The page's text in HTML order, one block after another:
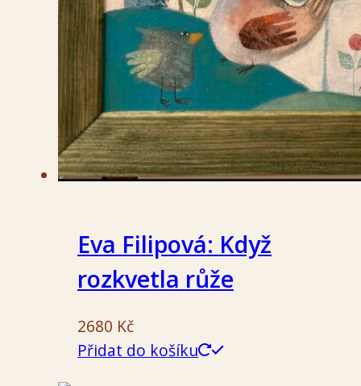
Eva Filipová: Když
rozkvetla růže
2680 Kč
Přidat do košíku